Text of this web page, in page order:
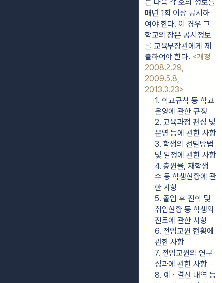
는 다음 각 호의 정보를
매년 1회 이상 공시하
여야 한다. 이 경우 그
학교의 장은 공시정보
를 교육부장관에게 제
출하여야 한다. <개정
2008.2.29,
2009.5.8,
2013.3.23>
1. 학교규칙 등 학교
운영에 관한 규정
2. 교육과정 편성 및
운영 등에 관한 사항
3. 학생의 선발방법
및 일정에 관한 사항
4. 충원율, 재학생
수 등 학생현황에 관
한 사항
5. 졸업 후 진학 및
취업현황 등 학생의
진로에 관한 사항
6. 전임교원 현황에
관한 사항
7. 전임교원의 연구
성과에 관한 사항
8. 예ㆍ결산 내역 등